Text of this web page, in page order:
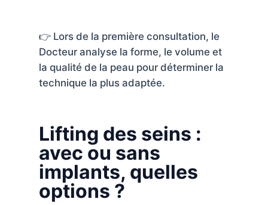
👉 Lors de la première consultation, le
Docteur analyse la forme, le volume et
la qualité de la peau pour déterminer la
technique la plus adaptée.
Lifting des seins :
avec ou sans
implants, quelles
options ?